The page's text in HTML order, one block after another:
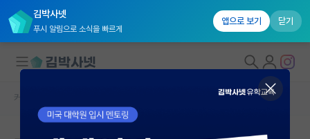
김박사넷
푸시 알림으로 소식을 빠르게
앱으로 보기 닫기
대학원생 모집
커뮤니티 홈